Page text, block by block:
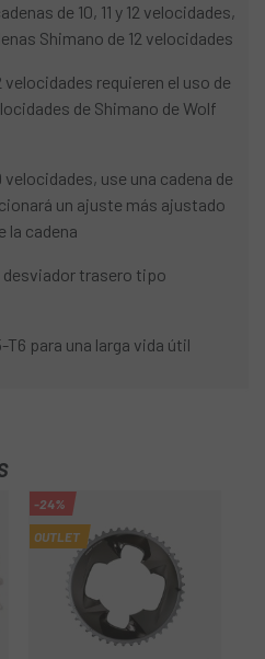
de 10, 11 y 12 velocidades,
Shimano de 12 velocidades
velocidades requieren el uso de
de Shimano de Wolf
use una cadena de
un ajuste más ajustado
la cadena
desviador trasero tipo
para una larga vida útil
-24%
OUTLET